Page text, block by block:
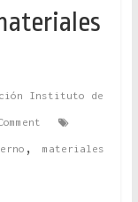
Instituto de
, materiales